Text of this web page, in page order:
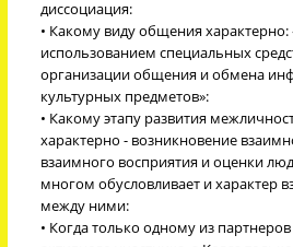
диссоциация:
• Какому виду общения характерно:
использованием специальных
организации общения и обмена
культурных предметов»:
• Какому этапу развития
характерно - возникновение
взаимного восприятия и оценки
многом обусловливает и характер
между ними:
• Когда только одному из